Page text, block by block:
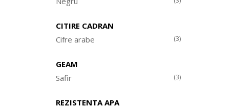
CITIRE CADRAN
Cifre arabe
(3)
GEAM
Safir
(3)
REZISTENTA APA